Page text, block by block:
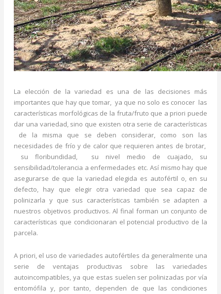
La elección de la variedad es una de las decisiones más
importantes que hay que tomar, ya que no solo es conocer las
características morfológicas de la fruta/fruto que a priori puede
dar una variedad, sino que existen otra serie de características
de la misma que se deben considerar, como son las
necesidades de frío y de calor que requieren antes de brotar,
su floribundidad, su nivel medio de cuajado, su
sensibilidad/tolerancia a enfermedades etc. Así mismo hay que
asegurarse de que la variedad elegida es autofértil o, en su
defecto, hay que elegir otra variedad que sea capaz de
polinizarla y que sus características también se adapten a
nuestros objetivos productivos. Al final forman un conjunto de
características que condicionaran el potencial productivo de la
parcela.
A priori, el uso de variedades autofértiles da generalmente una
serie de ventajas productivas sobre las variedades
autoincompatibles, ya que estas suelen ser polinizadas por vía
entomófila y, por tanto, dependen de que las condiciones